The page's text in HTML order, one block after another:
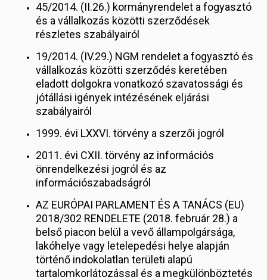
45/2014. (II.26.) kormányrendelet a fogyasztó
és a vállalkozás közötti szerződések
részletes szabályairól
19/2014. (IV.29.) NGM rendelet a fogyasztó és
vállalkozás közötti szerződés keretében
eladott dolgokra vonatkozó szavatossági és
jótállási igények intézésének eljárási
szabályairól
1999. évi LXXVI. törvény a szerzői jogról
2011. évi CXII. törvény az információs
önrendelkezési jogról és az
információszabadságról
AZ EURÓPAI PARLAMENT ÉS A TANÁCS (EU)
2018/302 RENDELETE (2018. február 28.) a
belső piacon belül a vevő állampolgársága,
lakóhelye vagy letelepedési helye alapján
történő indokolatlan területi alapú
tartalomkorlátozással és a megkülönböztetés